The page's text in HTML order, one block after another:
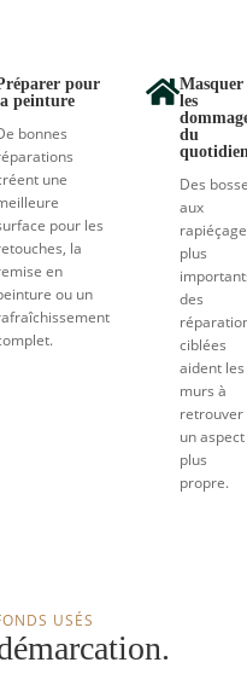
pour
peinture
bonnes
une
pour les
la
en
ou un
Masquer
les
du
Des
aux
plus
des
ciblées
aident les
murs à
retrouver
un aspect
plus
propre.
USÉS